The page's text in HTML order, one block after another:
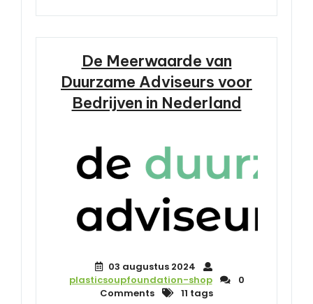
De Meerwaarde van
Duurzame Adviseurs voor
Bedrijven in Nederland
03 augustus 2024
plasticsoupfoundation-shop
0
Comments
11 tags